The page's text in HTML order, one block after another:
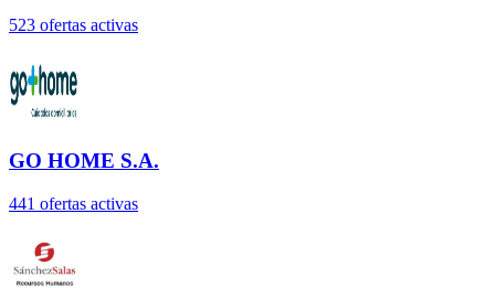
523 ofertas activas
GO HOME S.A.
441 ofertas activas